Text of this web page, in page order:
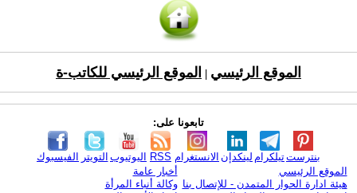
الموقع الرئيسي الموقع الرئيسي للكاتب-ة
تابعونا على:
الفيسبوك التويتر اليوتيوب RSS الانستغرام لينكدإن تيلكرامبنترست
الموقع الرئيسي
هيئة ادارة الحوار المتمدن - للإتصال بنا
أخبار عامة
وكالة أنباء المرأة